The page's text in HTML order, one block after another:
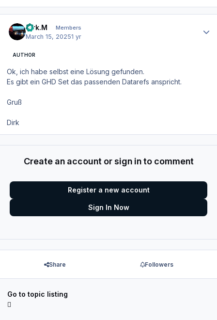
Dirk.M Members
March 15, 20251 yr
AUTHOR
Ok, ich habe selbst eine Lösung gefunden.
Es gibt ein GHD Set das passenden Datarefs anspricht.
Gruß
Dirk
Create an account or sign in to comment
Register a new account
Sign In Now
Share Followers
Go to topic listing